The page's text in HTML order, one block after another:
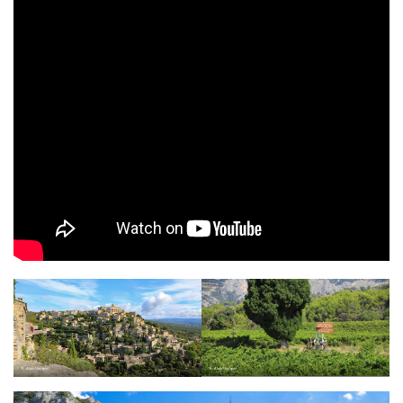
© Alain Hocquel © Alain Hocquel